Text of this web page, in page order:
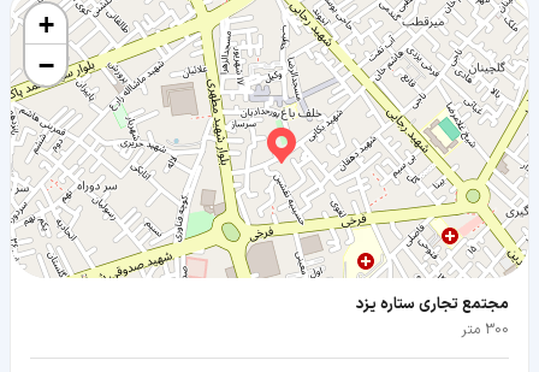
مجتمع تجاری ستاره یزد
300 متر
+
−